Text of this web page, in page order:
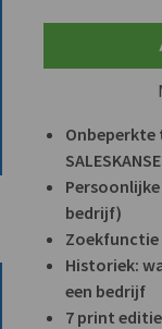
bedrijf)
Zoekfunctie
Historiek:
een bedrijf
7 print